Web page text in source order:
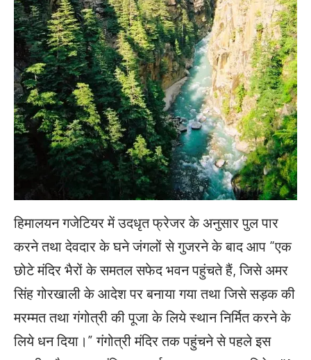
हिमालयन गजेटियर में उदधृत फ्रेजर के अनुसार पुल पार
करने तथा देवदार के घने जंगलों से गुजरने के बाद आप “एक
छोटे मंदिर भैरों के समतल सफेद भवन पहुंचते हैं, जिसे अमर
सिंह गोरखाली के आदेश पर बनाया गया तथा जिसे सड़क की
मरम्मत तथा गंगोत्री की पूजा के लिये स्थान निर्मित करने के
लिये धन दिया।” गंगोत्री मंदिर तक पहुंचने से पहले इस